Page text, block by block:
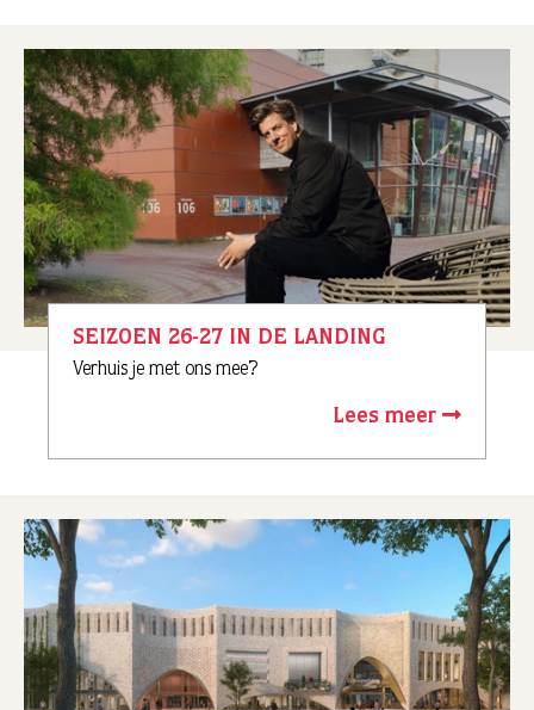
SEIZOEN 26-27 IN DE LANDING
Verhuis je met ons mee?
Lees meer